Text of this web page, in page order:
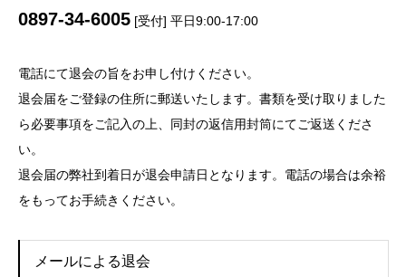
0897-34-6005 [受付] 平日9:00-17:00
電話にて退会の旨をお申し付けください。
退会届をご登録の住所に郵送いたします。書類を受け取りました
ら必要事項をご記入の上、同封の返信用封筒にてご返送くださ
い。
退会届の弊社到着日が退会申請日となります。電話の場合は余裕
をもってお手続きください。
メールによる退会